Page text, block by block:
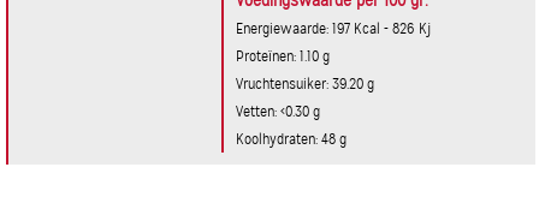
Energiewaarde: 197 Kcal - 826 Kj
Proteïnen: 1.10 g
Vruchtensuiker: 39.20 g
Vetten: <0.30 g
Koolhydraten: 48 g